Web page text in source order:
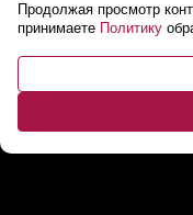
Продолжая просмотр
принимаете Политику
На Китай
года тайфун...